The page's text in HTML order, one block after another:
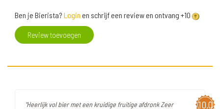
Ben je Bierista? Login en schrijf een review en ontvang +10
Review toevoegen
10,0
"Heerlijk vol bier met een kruidige fruitige afdronk Zeer